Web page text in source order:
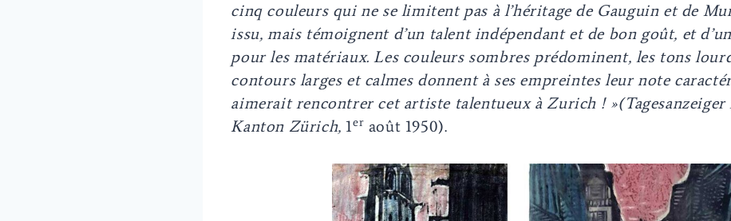
cinq couleurs qui ne se limitent pas à l’héritage de Gauguin et de
issu, mais témoignent d’un talent indépendant et de bon goût, et
pour les matériaux. Les couleurs sombres prédominent, les tons
contours larges et calmes donnent à ses empreintes leur note
aimerait rencontrer cet artiste talentueux à Zurich !
Kanton Zürich, 1er août 1950).